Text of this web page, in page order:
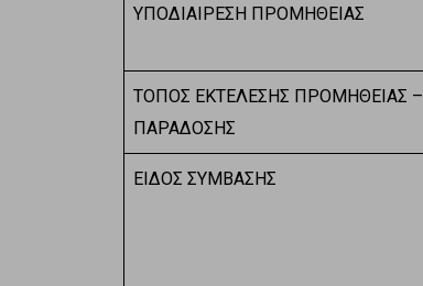
ΥΠΟΔΙΑΙΡΕΣΗ ΠΡΟΜΗΘΕΙΑΣ
ΤΟΠΟΣ ΕΚΤΕΛΕΣΗΣ ΠΡΟΜΗΘΕΙΑΣ –
ΠΑΡΑΔΟΣΗΣ
ΕΙΔΟΣ ΣΥΜΒΑΣΗΣ